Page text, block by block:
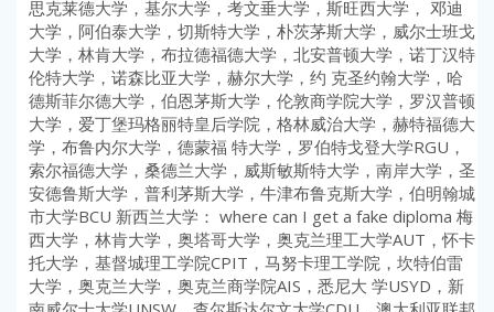
思克莱德大学，基尔大学，考文垂大学，斯旺西大学， 邓迪
大学，阿伯泰大学，切斯特大学，朴茨茅斯大学，威尔士班戈
大学，林肯大学，布拉德福德大学，北安普顿大学，诺丁汉特
伦特大学，诺森比亚大学，赫尔大学，约 克圣约翰大学，哈
德斯菲尔德大学，伯恩茅斯大学，伦敦商学院大学，罗汉普顿
大学，爱丁堡玛格丽特皇后学院，格林威治大学，赫特福德大
学，布鲁内尔大学，德蒙福 特大学，罗伯特戈登大学RGU，
索尔福德大学，桑德兰大学，威斯敏斯特大学，南岸大学，圣
安德鲁斯大学，普利茅斯大学，牛津布鲁克斯大学，伯明翰城
市大学BCU 新西兰大学： where can I get a fake diploma 梅
西大学，林肯大学，奥塔哥大学，奥克兰理工大学AUT，怀卡
托大学，基督城理工学院CPIT，马努卡理工学院，坎特伯雷
大学，奥克兰大学，奥克兰商学院AIS，悉尼大 学USYD，新